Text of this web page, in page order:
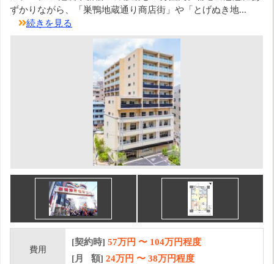
ずかりながら、「巣鴨地蔵通り商店街」や「とげぬき地...
続きを見る
費用
[契約時] 57万円 〜 104万円程度
[月 額] 24万円 〜 38万円程度